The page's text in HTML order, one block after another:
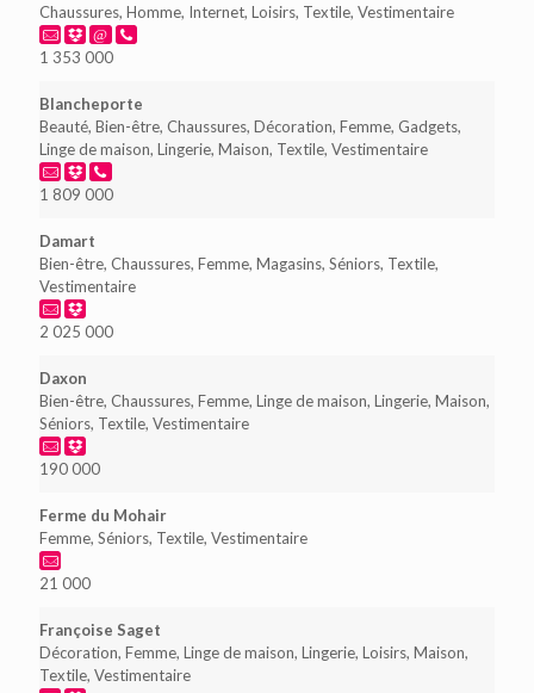
Chaussures, Homme, Internet, Loisirs, Textile, Vestimentaire
1 353 000
Blancheporte
Beauté, Bien-être, Chaussures, Décoration, Femme, Gadgets,
Linge de maison, Lingerie, Maison, Textile, Vestimentaire
1 809 000
Damart
Bien-être, Chaussures, Femme, Magasins, Séniors, Textile,
Vestimentaire
2 025 000
Daxon
Bien-être, Chaussures, Femme, Linge de maison, Lingerie, Maison,
Séniors, Textile, Vestimentaire
190 000
Ferme du Mohair
Femme, Séniors, Textile, Vestimentaire
21 000
Françoise Saget
Décoration, Femme, Linge de maison, Lingerie, Loisirs, Maison,
Textile, Vestimentaire